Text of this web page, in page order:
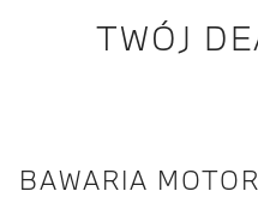
TWÓJ
BAWARIA